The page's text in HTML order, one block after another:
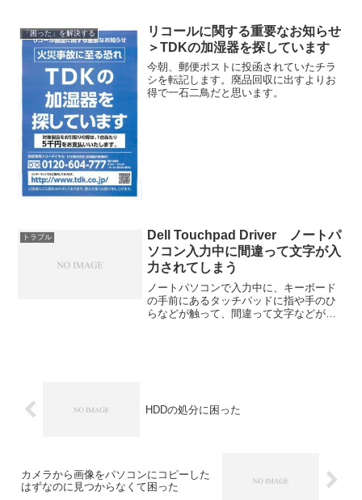
メラのバッテリーを充電する際に、カメ
ラの日付がリセットされ...
「困った」を解決する
リコールに関する重要なお知らせ
＞TDKの加湿器を探しています
今朝、郵便ポストに投函されていたチラ
シを転記します。廃品回収に出すよりお
得で一石二鳥だと思います。
トラブル
Dell Touchpad Driver ノートパ
ソコン入力中に間違って文字が入
力されてしまう
ノートパソコンで入力中に、キーボード
の手前にあるタッチパッドに指や手のひ
らなどが触って、間違って文字などが入
HDDの処分に困った
カメラから画像をパソコンにコピーした
はずなのに見つからなくて困った